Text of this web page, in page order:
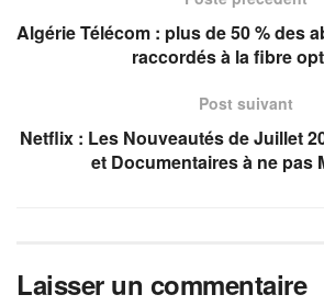
Algérie Télécom : plus de 50 % des
raccordés à la fibre
Post suivant
Netflix : Les Nouveautés de Juillet
et Documentaires à ne pas
Laisser un commentaire